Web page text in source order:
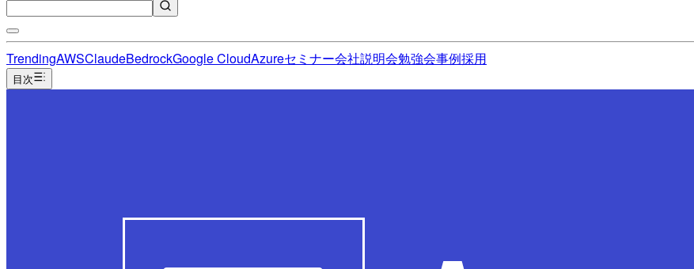
TrendingAWSClaudeBedrockGoogle CloudAzureセミナー会社説明会勉強会事例採用
目次